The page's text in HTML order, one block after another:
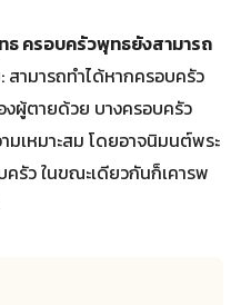
ธ ครอบครัวพุทธยังสามารถ
สามารถทำได้หากครอบครัว
งผู้ตายด้วย บางครอบครัว
เหมาะสม โดยอาจนิมนต์พระ
รัว ในขณะเดียวกันก็เคารพ